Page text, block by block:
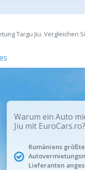
Targu Jiu. Vergleichen
Warum ein Auto
Jiu mit EuroCars.ro?
Rumäniens
Lieferanten